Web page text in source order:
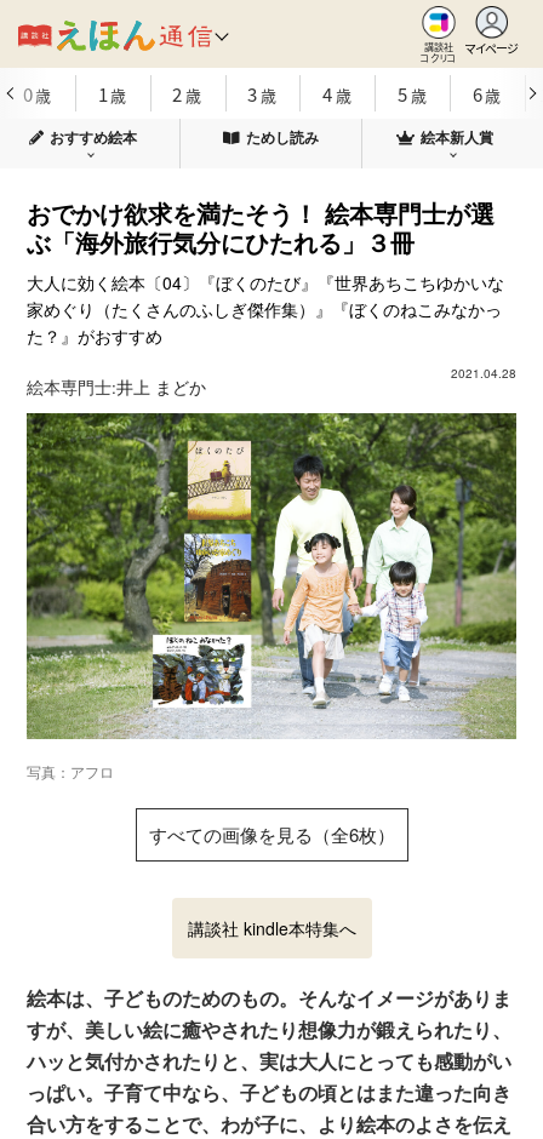
講談社
コクリコ
マイページ
0歳 1歳 2 歳 3歳 4歳 5歳 6歳
おすすめ絵本 ためし読み 絵本新人賞
おでかけ欲求を満たそう！ 絵本専門士が選
ぶ「海外旅行気分にひたれる」３冊
大人に効く絵本〔04〕『ぼくのたび』『世界あちこちゆかいな
家めぐり（たくさんのふしぎ傑作集）』『ぼくのねこみなかっ
た？』がおすすめ
2021.04.28
絵本専門士:井上 まどか
写真：アフロ
すべての画像を見る（全6枚）
講談社 kindle本特集へ
絵本は、子どものためのもの。そんなイメージがありま
すが、美しい絵に癒やされたり想像力が鍛えられたり、
ハッと気付かされたりと、実は大人にとっても感動がい
っぱい。子育て中なら、子どもの頃とはまた違った向き
合い方をすることで、わが子に、より絵本のよさを伝え